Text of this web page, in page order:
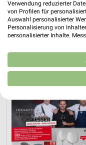
Supermärkte
Alsleben (Saale)
SELGROS
Verwendung reduzierter
von Profilen für
Auswahl personalisierter
Personalisierung von
personalisierter Inhalte.
Kombinationen von Daten
Verbesserung der
von Inhalten.
Daten können außerhalb der
Website/App.
Partnerliste anzeigen
Wir nutzen Ihre Daten für
IAB-Verarbeitungszwecke: